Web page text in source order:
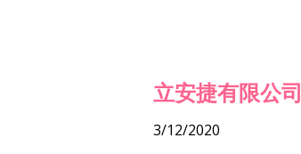
立安捷有限公司
3/12/2020